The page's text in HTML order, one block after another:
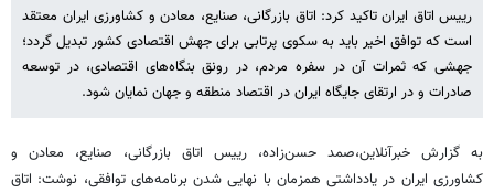
رییس اتاق ایران تاکید کرد: اتاق بازرگانی، صنایع، معادن و کشاورزی ایران معتقد
است که توافق اخیر باید به سکوی پرتابی برای جهش اقتصادی کشور تبدیل گردد؛
جهشی که ثمرات آن در سفره مردم، در رونق بنگاه‌های اقتصادی، در توسعه
صادرات و در ارتقای جایگاه ایران در اقتصاد منطقه و جهان نمایان شود.
به گزارش خبرآنلاین،صمد حسن‌زاده، رییس اتاق بازرگانی، صنایع، معادن و
کشاورزی ایران در یادداشتی همزمان با نهایی شدن برنامه‌های توافقی، نوشت: اتاق